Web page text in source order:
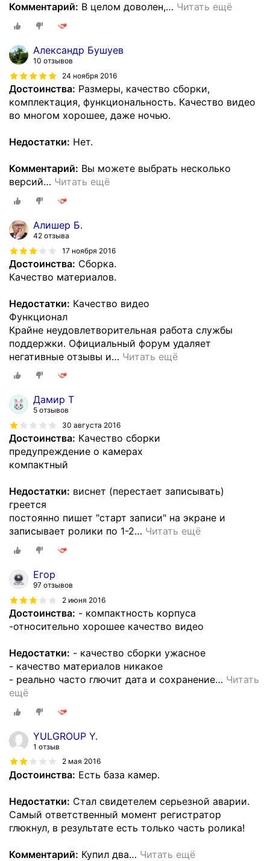
Комментарий: В целом доволен,… Читать ещё
Александр Бушуев
10 отзывов
24 ноября 2016
Достоинства: Размеры, качество сборки,
комплектация, функциональность. Качество видео
во многом хорошее, даже ночью.
Недостатки: Нет.
Комментарий: Вы можете выбрать несколько
версий… Читать ещё
Алишер Б.
42 отзыва
17 ноября 2016
Достоинства: Сборка.
Качество материалов.
Недостатки: Качество видео
Функционал
Крайне неудовлетворительная работа службы
поддержки. Официальный форум удаляет
негативные отзывы и… Читать ещё
Дамир Т
5 отзывов
30 августа 2016
Достоинства: Качество сборки
предупреждение о камерах
компактный
Недостатки: виснет (перестает записывать)
греется
постоянно пишет "старт записи" на экране и
записывает ролики по 1-2… Читать ещё
Егор
97 отзывов
2 июня 2016
Достоинства: - компактность корпуса
-относительно хорошее качество видео
Недостатки: - качество сборки ужасное
- качество материалов никакое
- реально часто глючит дата и сохранение… Читать
ещё
YULGROUP Y.
1 отзыв
2 мая 2016
Достоинства: Есть база камер.
Недостатки: Стал свидетелем серьезной аварии.
Самый ответственный момент регистратор
глюкнул, в результате есть только часть ролика!
Комментарий: Купил два… Читать ещё